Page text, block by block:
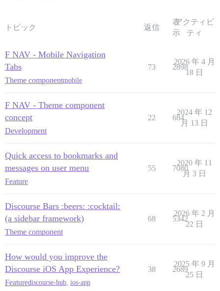
トピック 返信
表
示
アクティビ
ティ
F NAV - Mobile Navigation
Tabs
Theme componentmobile
73 2898
2026 年 4 月
18 日
F NAV - Theme component
concept
Development
22 684
2024 年 12
月 13 日
Quick access to bookmarks and
messages on user menu
Feature
55 7080
2020 年 11
月 3 日
Discourse Bars :beers: :cocktail:
(a sidebar framework)
Theme component
68 5342
2026 年 2 月
22 日
How would you improve the
Discourse iOS App Experience?
Featurediscourse-hub, ios-app
38 2689
2025 年 9 月
25 日